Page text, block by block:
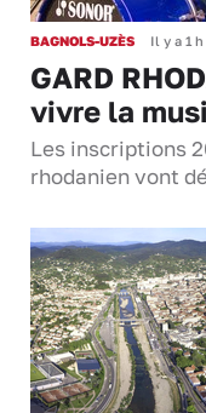
BAGNOLS-UZÈS Il y a 1 h
GARD
vivre la
Les inscriptions
rhodanien vont